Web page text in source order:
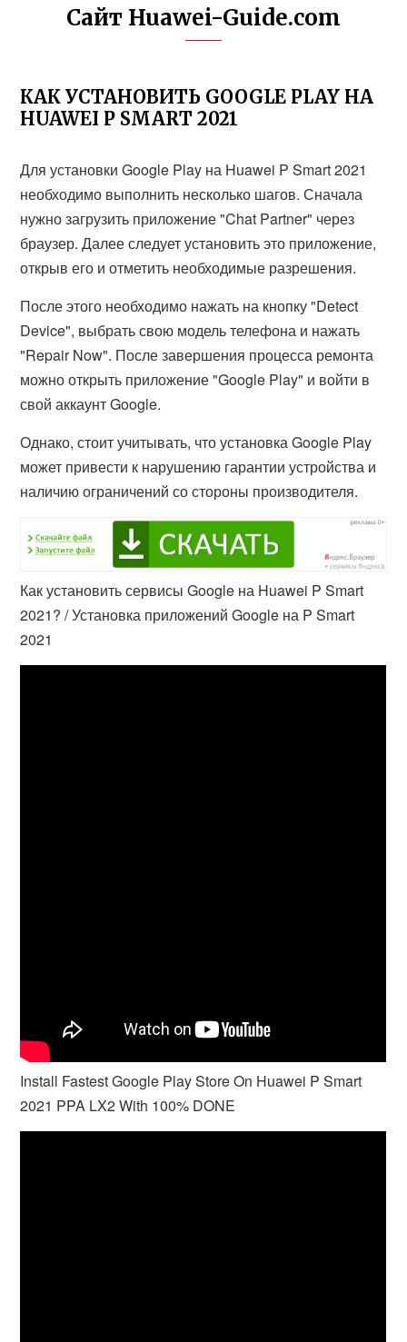
Сайт Huawei-Guide.com
КАК УСТАНОВИТЬ GOOGLE PLAY НА
HUAWEI P SMART 2021
Для установки Google Play на Huawei P Smart 2021
необходимо выполнить несколько шагов. Сначала
нужно загрузить приложение "Chat Partner" через
браузер. Далее следует установить это приложение,
открыв его и отметить необходимые разрешения.
После этого необходимо нажать на кнопку "Detect
Device", выбрать свою модель телефона и нажать
"Repair Now". После завершения процесса ремонта
можно открыть приложение "Google Play" и войти в
свой аккаунт Google.
Однако, стоит учитывать, что установка Google Play
может привести к нарушению гарантии устройства и
наличию ограничений со стороны производителя.
Как установить сервисы Google на Huawei P Smart
2021? / Установка приложений Google на P Smart
2021
Install Fastest Google Play Store On Huawei P Smart
2021 PPA LX2 With 100% DONE